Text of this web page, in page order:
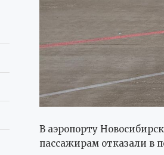
В аэропорту
пассажирам отказали в